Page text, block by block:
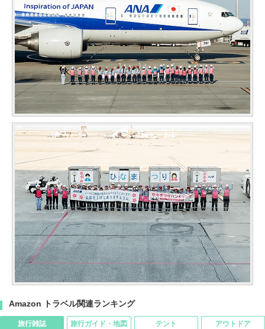
Amazon トラベル関連ランキング
旅行雑誌 旅行ガイド・地図 テント アウトドア